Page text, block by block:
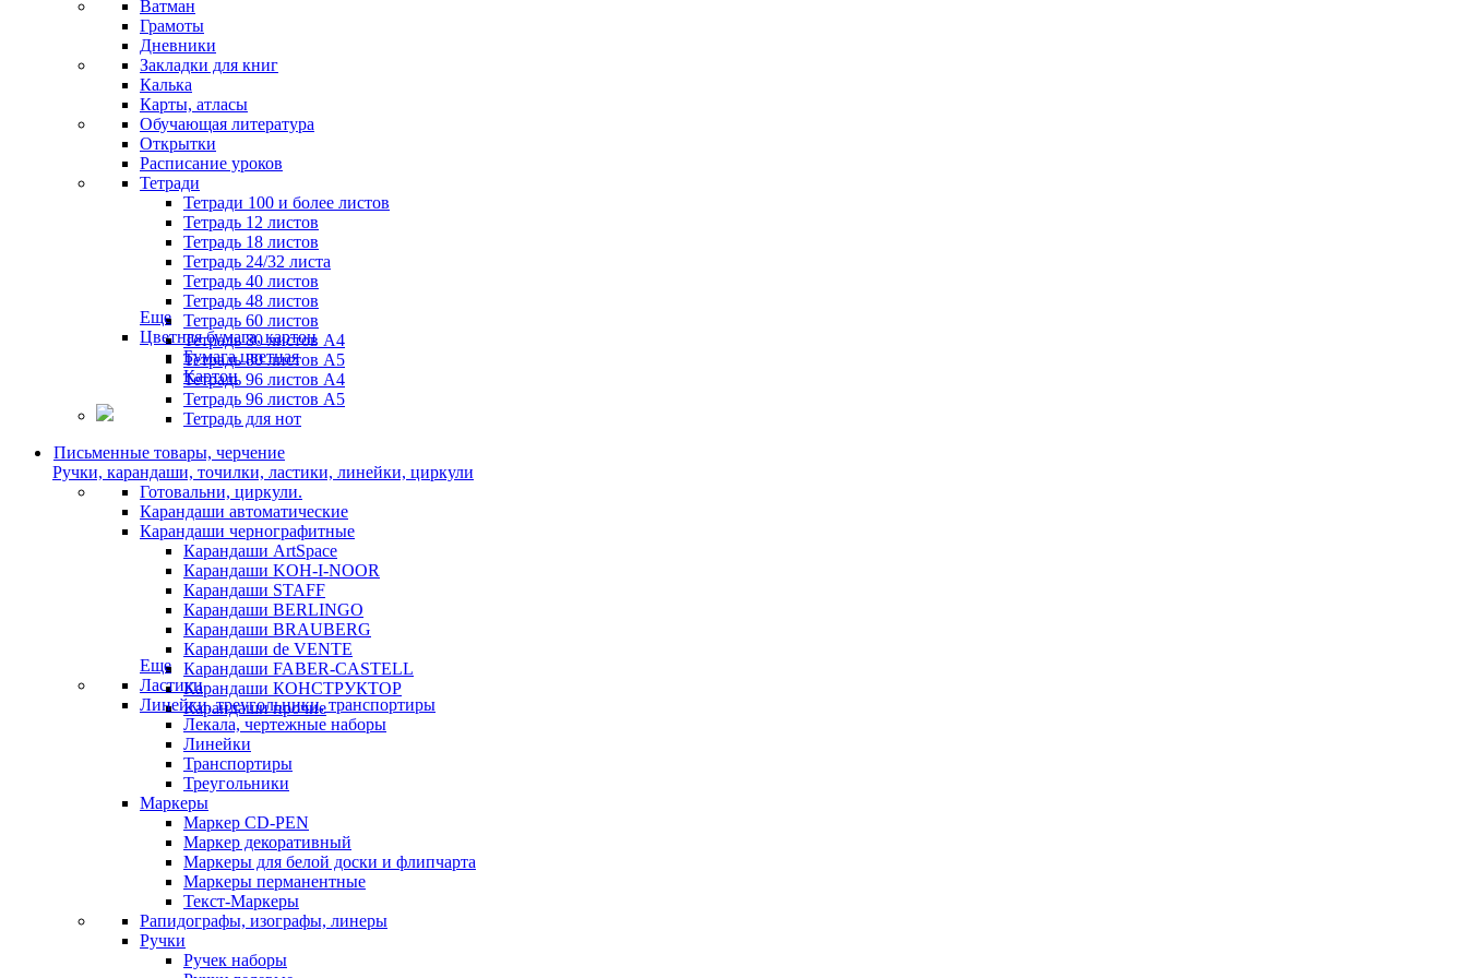
Ватман
Грамоты
Дневники
Закладки для книг
Калька
Карты, атласы
Обучающая литература
Открытки
Расписание уроков
Тетради
Тетради 100 и более листов
Тетрадь 12 листов
Тетрадь 18 листов
Тетрадь 24/32 листа
Тетрадь 40 листов
Тетрадь 48 листов
Тетрадь 60 листов
Тетрадь 80 листов А4
Тетрадь 80 листов А5
Тетрадь 96 листов А4
Тетрадь 96 листов А5
Тетрадь для нот
Еще
Цветная бумага, картон
Бумага цветная
Картон
Письменные товары, черчение
Ручки, карандаши, точилки, ластики, линейки, циркули
Готовальни, циркули.
Карандаши автоматические
Карандаши чернографитные
Карандаши ArtSpace
Карандаши KOH-I-NOOR
Карандаши STAFF
Карандаши BERLINGO
Карандаши BRAUBERG
Карандаши de VENTE
Карандаши FABER-CASTELL
Карандаши КОНСТРУКТОР
Карандаши прочие
Еще
Ластики
Линейки, треугольники, транспортиры
Лекала, чертежные наборы
Линейки
Транспортиры
Треугольники
Маркеры
Маркер CD-PEN
Маркер декоративный
Маркеры для белой доски и флипчарта
Маркеры перманентные
Текст-Маркеры
Рапидографы, изографы, линеры
Ручки
Ручек наборы